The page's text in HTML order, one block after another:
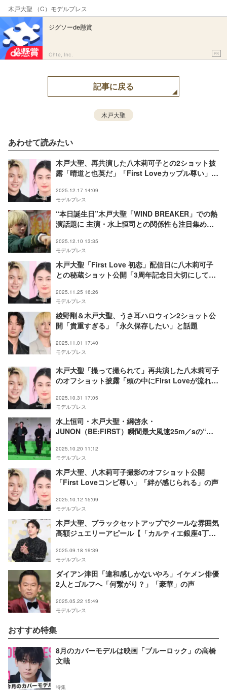
木戸大聖 （C）モデルプレス
ジグソーde懸賞
Ohte, Inc. PR
記事に戻る
木戸大聖
あわせて読みたい
木戸大聖、再共演した八木莉可子との2ショット披
露「晴道と也英だ」「First Loveカップル尊い」の
2025.12.17 14:09
モデルプレス
“本日誕生日”木戸大聖「WIND BREAKER」での熱
演話題に 主演・水上恒司との関係性も注目集める
2025.12.10 13:35
モデルプレス
木戸大聖「First Love 初恋」配信日に八木莉可子
との秘蔵ショット公開「3周年記念日大切にしてく
2025.11.25 16:26
モデルプレス
綾野剛＆木戸大聖、うさ耳ハロウィン2ショット公
開「貴重すぎる」「永久保存したい」と話題
2025.11.01 17:40
モデルプレス
木戸大聖「撮って撮られて」再共演した八木莉可子
のオフショット披露「頭の中にFirst Loveが流れ
2025.10.31 17:05
モデルプレス
水上恒司・木戸大聖・綱啓永・
JUNON（BE:FIRST）瞬間最大風速25m／sの“爆
の見え見えでした」【WIND BREAKER／ウィンド
ブレイカー】
2025.10.20 11:12
モデルプレス
木戸大聖、八木莉可子撮影のオフショット公開
「First Loveコンビ尊い」「絆が感じられる」の声
2025.10.12 15:09
モデルプレス
木戸大聖、ブラックセットアップでクールな雰囲気
高額ジュエリーアピール【「カルティエ銀座4丁目
2025.09.18 19:39
モデルプレス
ダイアン津田「違和感しかないやろ」イケメン俳優
2人とゴルフへ「何繋がり？」「豪華」の声
2025.05.22 15:49
モデルプレス
おすすめ特集
8月のカバーモデルは映画「ブルーロック」の高橋
文哉
特集